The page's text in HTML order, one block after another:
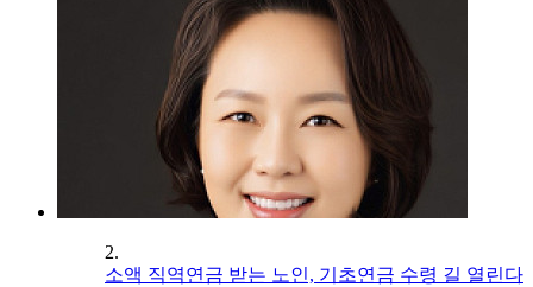
2.
소액 직역연금 받는 노인, 기초연금 수령 길 열린다